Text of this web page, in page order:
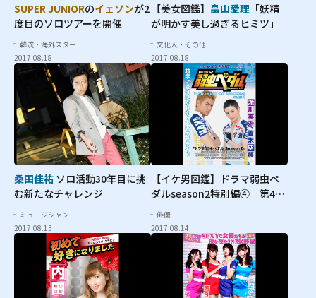
SUPER JUNIORのイェソンが2
度目のソロツアーを開催
韓流・海外スター
2017.08.18
【美女図鑑】 畠山愛理 「妖精
が明かす美し過ぎるヒミツ」
文化人・その他
2017.08.18
桑田佳祐 ソロ活動30年目に挑
む新たなチャレンジ
ミュージシャン
2017.08.15
【イケ男図鑑】ドラマ弱虫ペ
ダルseason2特別編④ 第4弾
は滝川英治
俳優
2017.08.14